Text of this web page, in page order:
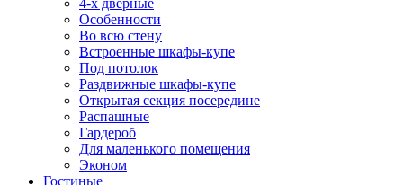
4-х дверные
Особенности
Во всю стену
Встроенные шкафы-купе
Под потолок
Раздвижные шкафы-купе
Открытая секция посередине
Распашные
Гардероб
Для маленького помещения
Эконом
Гостиные